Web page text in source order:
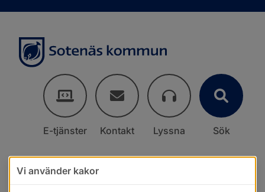
E-tjänster Kontakt Lyssna Sök
Vi använder kakor